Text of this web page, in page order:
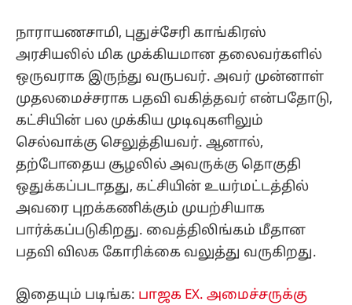
நாராயணசாமி, புதுச்சேரி காங்கிரஸ்
அரசியலில் மிக முக்கியமான தலைவர்களில்
ஒருவராக இருந்து வருபவர். அவர் முன்னாள்
முதலமைச்சராக பதவி வகித்தவர் என்பதோடு,
கட்சியின் பல முக்கிய முடிவுகளிலும்
செல்வாக்கு செலுத்தியவர். ஆனால்,
தற்போதைய சூழலில் அவருக்கு தொகுதி
ஒதுக்கப்படாதது, கட்சியின் உயர்மட்டத்தில்
அவரை புறக்கணிக்கும் முயற்சியாக
பார்க்கப்படுகிறது. வைத்திலிங்கம் மீதான
பதவி விலக கோரிக்கை வலுத்து வருகிறது.
இதையும் படிங்க: பாஜக EX. அமைச்சருக்கு